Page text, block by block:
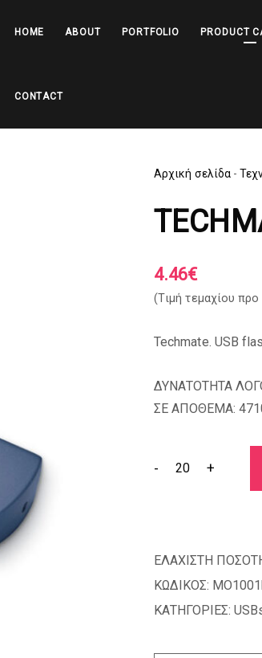
HOME ABOUT PORTFOLIO PRODUCT
CONTACT
Αρχική σελίδα -
4.46€
(Tιμή τεμαχίου
Techmate. USB
ΔΥΝΑΤΟΤΗΤΑ
ΣΕ ΑΠΟΘΕΜΑ:
- +
ΕΛΑΧΙΣΤΗ
ΚΩΔΙΚΟΣ:
ΚΑΤΗΓΟΡΙΕΣ: